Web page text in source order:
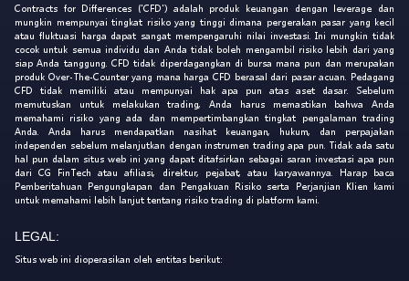
Contracts for Differences ('CFD') adalah produk keuangan dengan leverage dan
mungkin mempunyai tingkat risiko yang tinggi dimana pergerakan pasar yang kecil
atau fluktuasi harga dapat sangat mempengaruhi nilai investasi. Ini mungkin tidak
cocok untuk semua individu dan Anda tidak boleh mengambil risiko lebih dari yang
siap Anda tanggung. CFD tidak diperdagangkan di bursa mana pun dan merupakan
produk Over-The-Counter yang mana harga CFD berasal dari pasar acuan. Pedagang
CFD tidak memiliki atau mempunyai hak apa pun atas aset dasar. Sebelum
memutuskan untuk melakukan trading, Anda harus memastikan bahwa Anda
memahami risiko yang ada dan mempertimbangkan tingkat pengalaman trading
Anda. Anda harus mendapatkan nasihat keuangan, hukum, dan perpajakan
independen sebelum melanjutkan dengan instrumen trading apa pun. Tidak ada satu
hal pun dalam situs web ini yang dapat ditafsirkan sebagai saran investasi apa pun
dari CG FinTech atau afiliasi, direktur, pejabat, atau karyawannya. Harap baca
Pemberitahuan Pengungkapan dan Pengakuan Risiko serta Perjanjian Klien kami
untuk memahami lebih lanjut tentang risiko trading di platform kami.
LEGAL:
Situs web ini dioperasikan oleh entitas berikut: